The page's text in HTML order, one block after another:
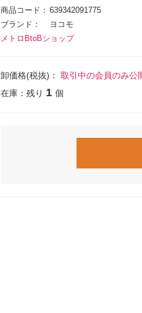
商品コード
639342091775
ブランド
ヨコモ
メトロBtoBショップ
卸価格(税抜)： 取引中の会員のみ公
在庫：残り 1 個